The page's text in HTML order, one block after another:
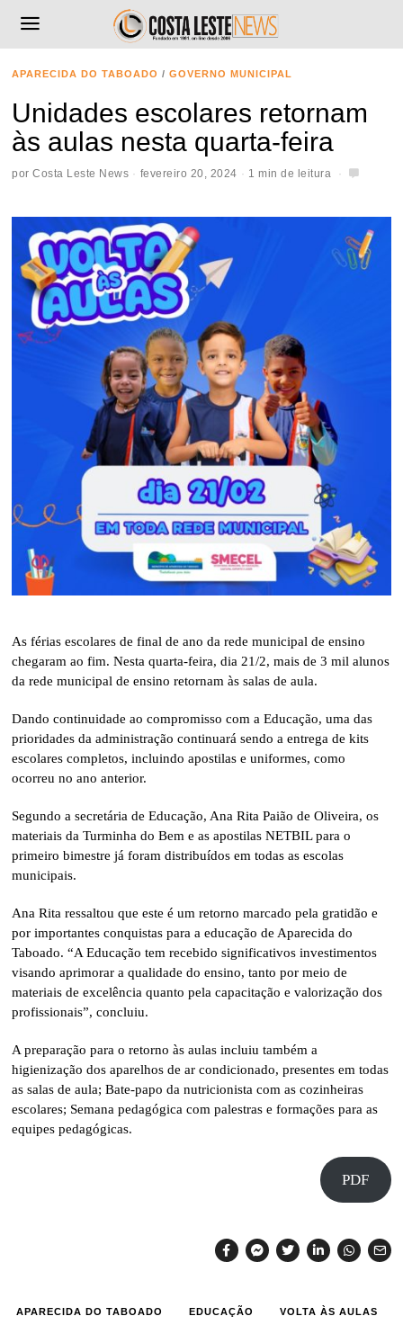
APARECIDA DO TABOADO / GOVERNO MUNICIPAL
Unidades escolares retornam
às aulas nesta quarta-feira
porCosta Leste News fevereiro 20, 2024 1 min de leitura
As férias escolares de final de ano da rede municipal de ensino
chegaram ao fim. Nesta quarta-feira, dia 21/2, mais de 3 mil alunos
da rede municipal de ensino retornam às salas de aula.
Dando continuidade ao compromisso com a Educação, uma das
prioridades da administração continuará sendo a entrega de kits
escolares completos, incluindo apostilas e uniformes, como
ocorreu no ano anterior.
Segundo a secretária de Educação, Ana Rita Paião de Oliveira, os
materiais da Turminha do Bem e as apostilas NETBIL para o
primeiro bimestre já foram distribuídos em todas as escolas
municipais.
Ana Rita ressaltou que este é um retorno marcado pela gratidão e
por importantes conquistas para a educação de Aparecida do
Taboado. “A Educação tem recebido significativos investimentos
visando aprimorar a qualidade do ensino, tanto por meio de
materiais de excelência quanto pela capacitação e valorização dos
profissionais”, concluiu.
A preparação para o retorno às aulas incluiu também a
higienização dos aparelhos de ar condicionado, presentes em todas
as salas de aula; Bate-papo da nutricionista com as cozinheiras
escolares; Semana pedagógica com palestras e formações para as
equipes pedagógicas.
PDF
APARECIDA DO TABOADO EDUCAÇÃO VOLTA ÀS AULAS